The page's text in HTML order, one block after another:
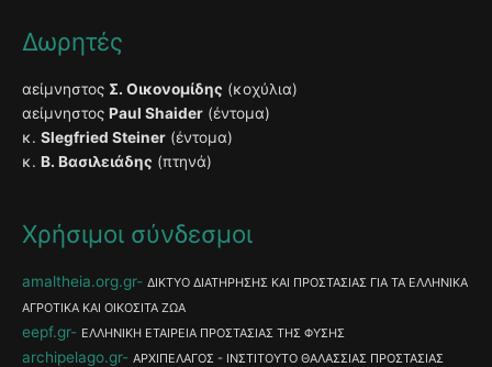
Δωρητές
αείμνηστος Σ. Οικονομίδης (κοχύλια)
αείμνηστος Paul Shaider (έντομα)
κ. Slegfried Steiner (έντομα)
κ. Β. Βασιλειάδης (πτηνά)
Χρήσιμοι σύνδεσμοι
amaltheia.org.gr
ΔΙΚΤΥΟ ΔΙΑΤΗΡΗΣΗΣ ΚΑΙ ΠΡΟΣΤΑΣΙΑΣ ΓΙΑ ΤΑ ΕΛΛΗΝΙΚΑ
ΑΓΡΟΤΙΚΑ ΚΑΙ ΟΙΚΟΣΙΤΑ ΖΩΑ
eepf.gr ΕΛΛΗΝΙΚΗ ΕΤΑΙΡΕΙΑ ΠΡΟΣΤΑΣΙΑΣ ΤΗΣ ΦΥΣΗΣ
archipelago.gr ΑΡΧΙΠΕΛΑΓΟΣ - ΙΝΣΤΙΤΟΥΤΟ ΘΑΛΑΣΣΙΑΣ ΠΡΟΣΤΑΣΙΑΣ